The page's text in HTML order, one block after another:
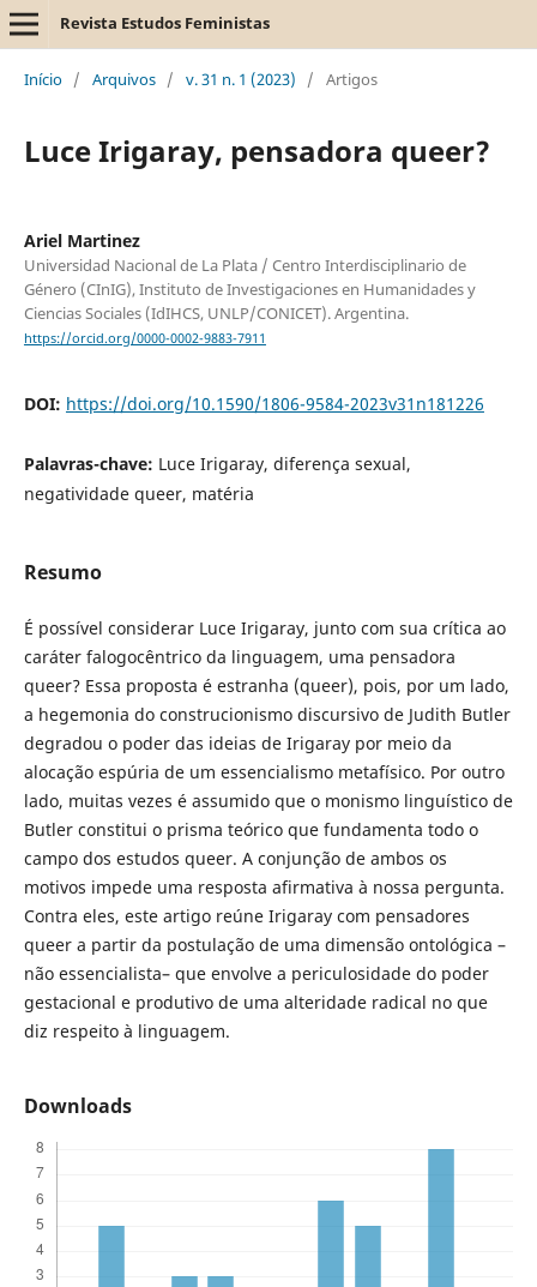
Revista Estudos Feministas
Início / Arquivos / v. 31 n. 1 (2023) / Artigos
Luce Irigaray, pensadora queer?
Ariel Martinez
Universidad Nacional de La Plata / Centro Interdisciplinario de
Género (CInIG), Instituto de Investigaciones en Humanidades y
Ciencias Sociales (IdIHCS, UNLP/CONICET). Argentina.
https://orcid.org/0000-0002-9883-7911
DOI: https://doi.org/10.1590/1806-9584-2023v31n181226
Palavras-chave: Luce Irigaray, diferença sexual,
negatividade queer, matéria
Resumo
É possível considerar Luce Irigaray, junto com sua crítica ao
caráter falogocêntrico da linguagem, uma pensadora
queer? Essa proposta é estranha (queer), pois, por um lado,
a hegemonia do construcionismo discursivo de Judith Butler
degradou o poder das ideias de Irigaray por meio da
alocação espúria de um essencialismo metafísico. Por outro
lado, muitas vezes é assumido que o monismo linguístico de
Butler constitui o prisma teórico que fundamenta todo o
campo dos estudos queer. A conjunção de ambos os
motivos impede uma resposta afirmativa à nossa pergunta.
Contra eles, este artigo reúne Irigaray com pensadores
queer a partir da postulação de uma dimensão ontológica –
não essencialista– que envolve a periculosidade do poder
gestacional e produtivo de uma alteridade radical no que
diz respeito à linguagem.
Downloads